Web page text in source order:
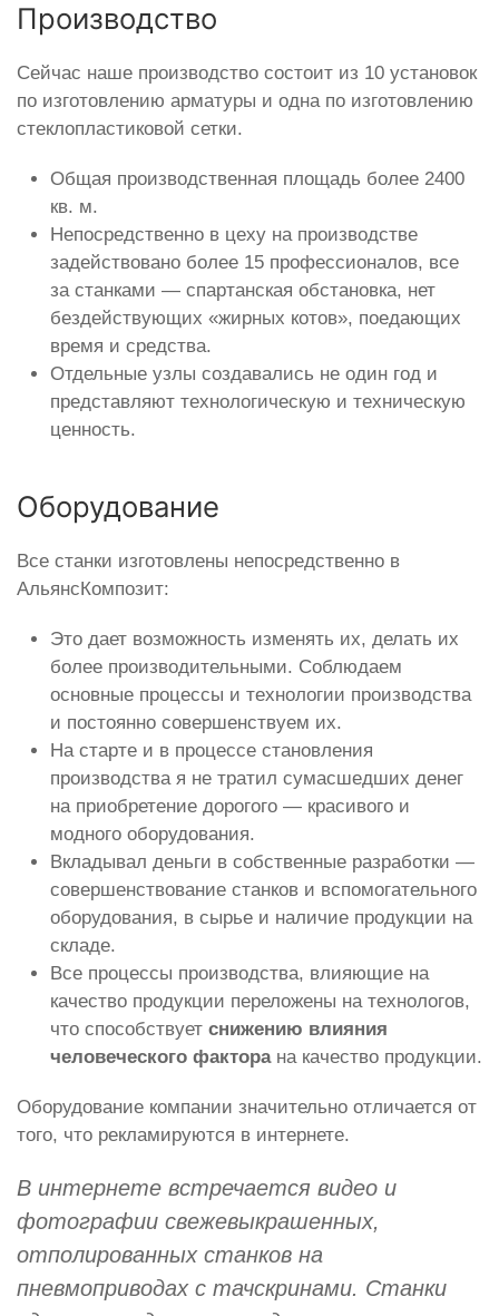
Производство
Сейчас наше производство состоит из 10 установок
по изготовлению арматуры и одна по изготовлению
стеклопластиковой сетки.
Общая производственная площадь более 2400
кв. м.
Непосредственно в цеху на производстве
задействовано более 15 профессионалов, все
за станками — спартанская обстановка, нет
бездействующих «жирных котов», поедающих
время и средства.
Отдельные узлы создавались не один год и
представляют технологическую и техническую
ценность.
Оборудование
Все станки изготовлены непосредственно в
АльянсКомпозит:
Это дает возможность изменять их, делать их
более производительными. Соблюдаем
основные процессы и технологии производства
и постоянно совершенствуем их.
На старте и в процессе становления
производства я не тратил сумасшедших денег
на приобретение дорогого — красивого и
модного оборудования.
Вкладывал деньги в собственные разработки —
совершенствование станков и вспомогательного
оборудования, в сырье и наличие продукции на
складе.
Все процессы производства, влияющие на
качество продукции переложены на технологов,
что способствует снижению влияния
человеческого факторана качество продукции.
Оборудование компании значительно отличается от
того, что рекламируются в интернете.
В интернете встречается видео и
фотографии свежевыкрашенных,
отполированных станков на
пневмоприводах с тачскринами. Станки